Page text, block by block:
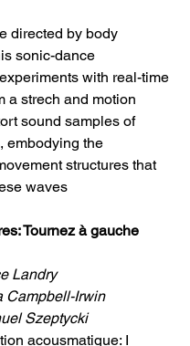
directed by body
sonic-dance
with real-time
a strech and motion
sound samples of
embodying the
structures that
waves
Tournez à gauche
Landry
Campbell-Irwin
Szeptycki
acousmatique: I